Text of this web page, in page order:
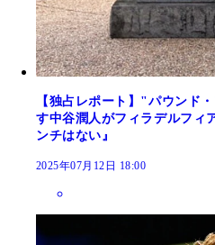
【独占レポート】"パウンド
す中谷潤人がフィラデルフィ
ンチはない』
2025年07月12日 18:00